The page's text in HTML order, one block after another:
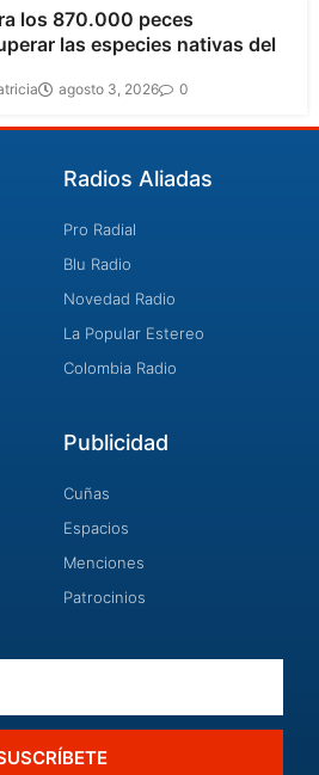
los 870.000 peces
las especies nativas del
agosto 3, 2026 0
Radios Aliadas
Pro Radial
Blu Radio
Novedad Radio
La Popular Estereo
Colombia Radio
Publicidad
Cuñas
Espacios
Menciones
Patrocinios